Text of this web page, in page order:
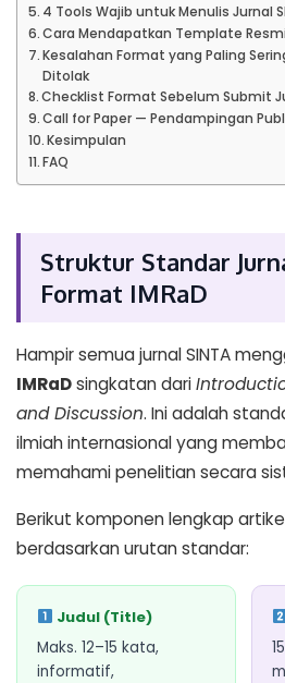
4 Tools Wajib untuk Menulis Jurnal
Cara Mendapatkan Template Resmi
Kesalahan Format yang Paling
Ditolak
Checklist Format Sebelum Submit
Call for Paper — Pendampingan
Kesimpulan
FAQ
Struktur Standar
Format IMRaD
Hampir semua jurnal SINTA
IMRaDsingkatan dari
and Discussion. Ini adalah
ilmiah internasional yang
memahami penelitian secara
Berikut komponen lengkap artikel
berdasarkan urutan standar:
Judul (Title)
Maks. 12–15 kata,
informatif,